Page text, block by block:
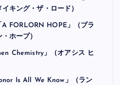
キング・ザ・ロード）
FORLORN HOPE」（ブラ
ホープ）
Chemistry」（オアシス ヒ
Is All We Know」（ラン